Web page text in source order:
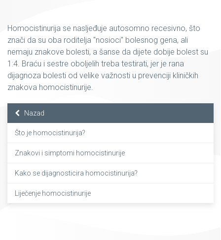
Homocistinurija se nasljeđuje autosomno recesivno, što
znači da su oba roditelja "nosioci" bolesnog gena, ali
nemaju znakove bolesti, a šanse da dijete dobije bolest su
1:4. Braću i sestre oboljelih treba testirati, jer je rana
dijagnoza bolesti od velike važnosti u prevenciji kliničkih
znakova homocistinurije.
Nazad
Što je homocistinurija?
Znakovi i simptomi homocistinurije
Kako se dijagnosticira homocistinurija?
Liječenje homocistinurije